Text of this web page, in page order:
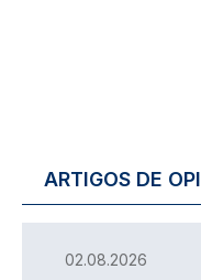
ARTIGOS DE
02.08.2026